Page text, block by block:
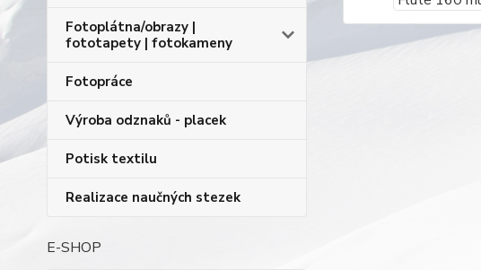
Fotoplátna/obrazy |
fototapety | fotokameny
Fotopráce
Výroba odznaků - placek
Potisk textilu
Realizace naučných stezek
E-SHOP